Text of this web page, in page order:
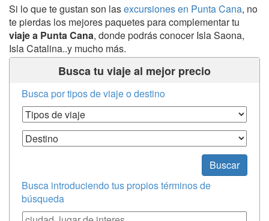
Si lo que te gustan son lasexcursiones en Punta Cana, no
te pierdas los mejores paquetes para complementar tu
viaje a Punta Cana, donde podrás conocer Isla Saona,
Isla Catalina..y mucho más.
Busca tu viaje al mejor precio
Busca por tipos de viaje o destino
Tipos de Viaje
Destino
Buscar
Busca introduciendo tus propios términos de
búsqueda
Búsqueda